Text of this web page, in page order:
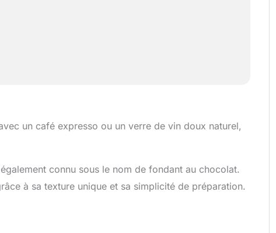
un café expresso ou un verre de vin doux naturel,
connu sous le nom de fondant au chocolat.
à sa texture unique et sa simplicité de préparation.